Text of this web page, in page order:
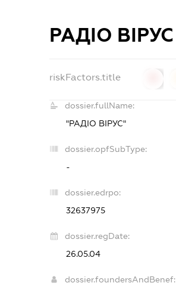
РАДІО ВІРУС
riskFactors.title
dossier.fullName:
"РАДІО ВІРУС"
dossier.opfSubType:
-
dossier.edrpo:
32637975
dossier.regDate:
26.05.04
dossier.foundersAndBenef: